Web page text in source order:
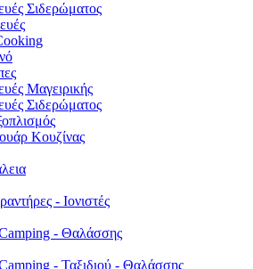
Σιδερώματος
Μαγειρικής
Σιδερώματος
Κουζίνας
- Ιονιστές
- Θαλάσσης
- Ταξιδιού - Θαλάσσης